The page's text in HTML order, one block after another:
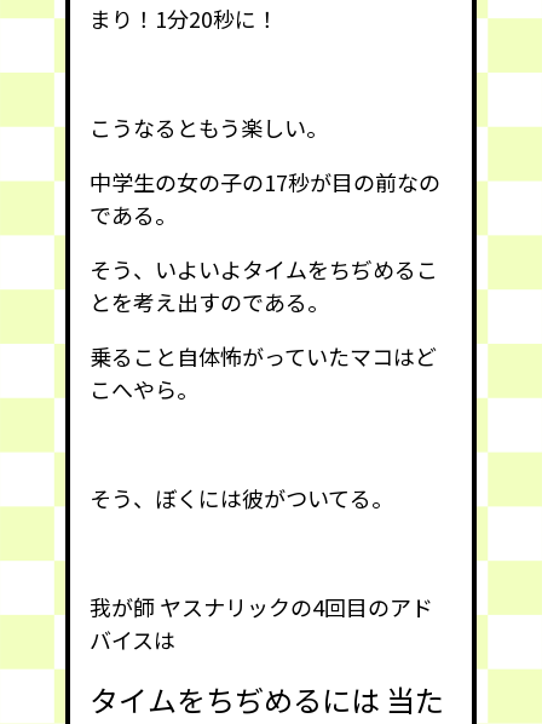
まり！1分20秒に！
こうなるともう楽しい。
中学生の女の子の17秒が目の前なの
である。
そう、いよいよタイムをちぢめるこ
とを考え出すのである。
乗ること自体怖がっていたマコはど
こへやら。
そう、ぼくには彼がついてる。
我が師 ヤスナリックの4回目のアド
バイスは
タイムをちぢめるには 当た